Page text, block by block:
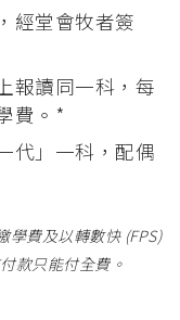
經堂會牧者簽
報讀同一科，每
費。*
代」一科，配偶
學費及以轉數快 (FPS)
款只能付全費。